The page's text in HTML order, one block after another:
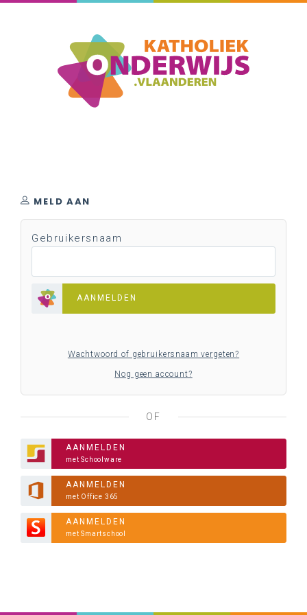
MELD AAN
Gebruikersnaam
AANMELDEN
Wachtwoord of gebruikersnaam vergeten?
Nog geen account?
OF
AANMELDEN
met Schoolware
AANMELDEN
met Office 365
AANMELDEN
met Smartschool